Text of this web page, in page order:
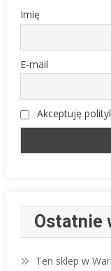
Imię
E-mail
Akceptuję
Ostatnie
Ten sklep w